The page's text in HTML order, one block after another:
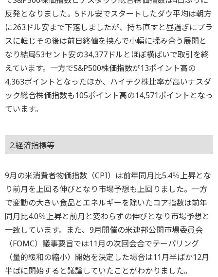
反発となりました。5ドル安でスタートしたダウ平均は朝方
に263ドル安まで下落しましたが、持ち直すと昼過ぎにプラ
スに転じその後は前日終値を挟んで小幅に揉み合う展開と
なり結局53セント安の34,377ドルとほぼ横ばいで取引を終
えています。一方でS&P500株価指数が13ポイント高の
4,363ポイントとなったほか、ハイテク株比率が高いナスダ
ック総合株価指数も105ポイント高の14,571ポイントとなっ
ています。
2.経済指標等
9月の米消費者物価指数（CPI）は前年同月比5.4％上昇とな
り前月を上回る伸びとなり市場予想も上回りました。一方
で変動の大きい食品とエネルギーを除いたコア指数は前年
同月比4.0％上昇と前月と変わらずの伸びとなり市場予想と
一致しています。また、9月開催の米連邦公開市場委員会
（FOMC）議事要旨では11月の次回会合でテーパリング
（量的緩和の縮小）開始を決定した場合は11月半ばか12月
半ばに開始すると議論していたことがわかりました。